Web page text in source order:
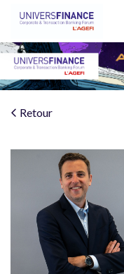
Retour